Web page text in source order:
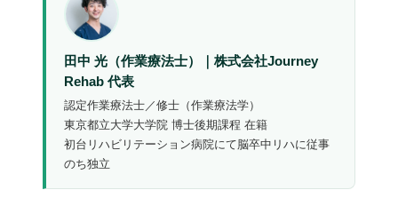
無料体験リハビリお申し込み
田中 光（作業療法士）｜株式会社Journey
Rehab 代表
認定作業療法士／修士（作業療法学）
東京都立大学大学院 博士後期課程 在籍
初台リハビリテーション病院にて脳卒中リハに従事
のち独立